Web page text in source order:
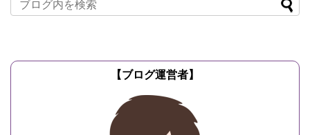
【ブログ運営者】